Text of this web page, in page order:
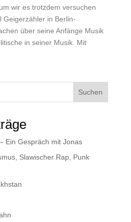
wir es trotzdem versuchen
Geigerzähler in Berlin-
über seine Anfänge Musik
in seiner Musik. Mit
Suchen
Ein Gespräch mit Jonas
Slawischer Rap, Punk